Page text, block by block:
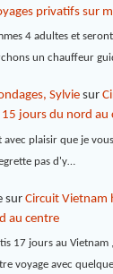
privatifs sur
4 adultes et
un chauffeur
Sylviesur
jours du nord au
plaisir que je
pas d'y…
sur Circuit Vietnam
au centre
17 jours au Vietnam
voyage avec